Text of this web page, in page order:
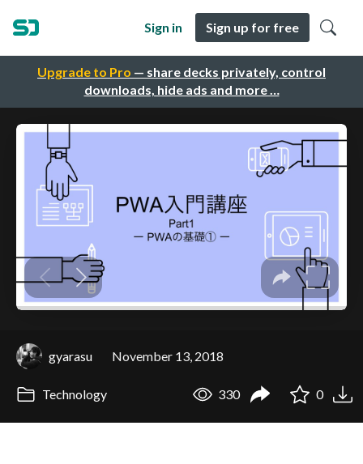
Upgrade to Pro — share decks privately, control
downloads, hide ads and more …
Sign in Sign up for free
gyarasu November 13, 2018
Technology 330 0